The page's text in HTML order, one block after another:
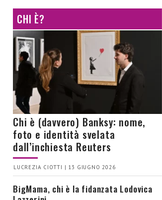
CHI È?
Chi è (davvero) Banksy: nome,
foto e identità svelata
dall’inchiesta Reuters
LUCREZIA CIOTTI | 13 GIUGNO 2026
BigMama, chi è la fidanzata Lodovica